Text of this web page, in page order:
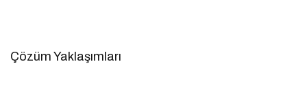
Çözüm Yaklaşımları